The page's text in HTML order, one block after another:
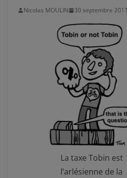
Nicolas MOULIN 30 septembre 2011
La taxe Tobin est
l’arlésienne de la